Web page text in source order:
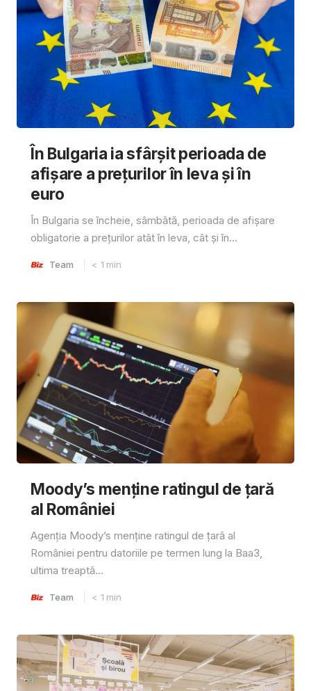
În Bulgaria ia sfârşit perioada de
afișare a prețurilor în ​​leva și în
euro
În Bulgaria se încheie, sâmbătă, perioada de afișare
obligatorie a prețurilor atât în ​​leva, cât și în...
Team < 1 min
Moody’s menține ratingul de țară
al României
Agenția Moody’s menține ratingul de țară al
României pentru datoriile pe termen lung la Baa3,
ultima treaptă...
Team < 1 min